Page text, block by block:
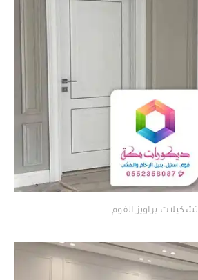
تشكيلات براويز الفوم